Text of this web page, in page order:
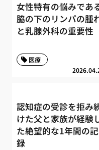
女性特有の悩みであ
脇の下のリンパの腫
と乳腺外科の重要性
医療
認知症の受診を拒み
けた父と家族が経験
た絶望的な1年間の記
録